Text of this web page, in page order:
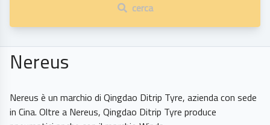
cerca
Nereus
Nereus è un marchio di Qingdao Ditrip Tyre, azienda con sede
in Cina. Oltre a Nereus, Qingdao Ditrip Tyre produce